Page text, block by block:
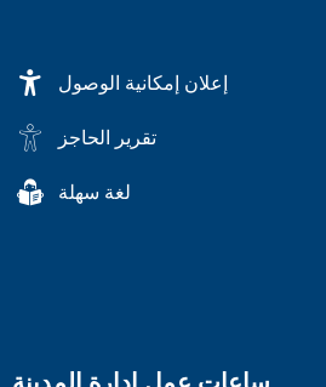
إعلان إمكانية الوصول
تقرير الحاجز
لغة سهلة